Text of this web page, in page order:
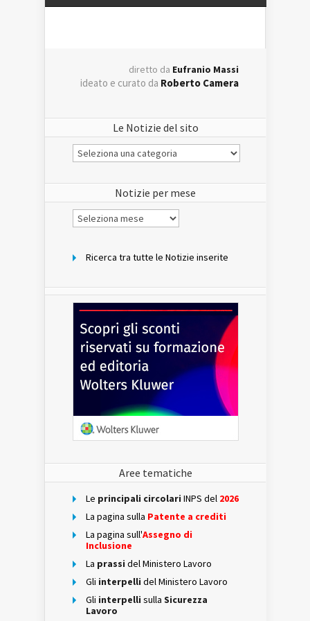
diretto da Eufranio Massi
ideato e curato da Roberto Camera
Le Notizie del sito
Le
Notizie
Notizie per mese
Notizie
per
Ricerca tra tutte le Notizie inserite
Aree tematiche
Le principali circolari INPS del 2026
La pagina sulla Patente a crediti
La pagina sull'Assegno di
Inclusione
La prassi del Ministero Lavoro
Gli interpelli del Ministero Lavoro
Gli interpelli sulla Sicurezza
Lavoro